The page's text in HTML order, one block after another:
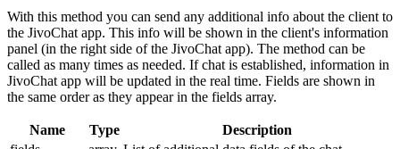
With this method you can send any additional info about the client to
the JivoChat app. This info will be shown in the client's information
panel (in the right side of the JivoChat app). The method can be
called as many times as needed. If chat is established, information in
JivoChat app will be updated in the real time. Fields are shown in
the same order as they appear in the fields array.
Name Type
Description